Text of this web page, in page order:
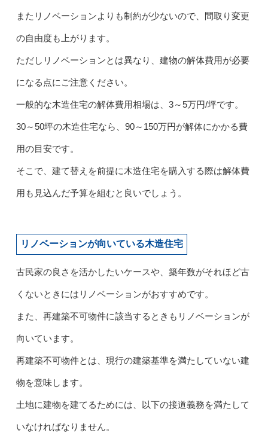
またリノベーションよりも制約が少ないので、間取り変更
の自由度も上がります。
ただしリノベーションとは異なり、建物の解体費用が必要
になる点にご注意ください。
一般的な木造住宅の解体費用相場は、3～5万円/坪です。
30～50坪の木造住宅なら、90～150万円が解体にかかる費
用の目安です。
そこで、建て替えを前提に木造住宅を購入する際は解体費
用も見込んだ予算を組むと良いでしょう。
リノベーションが向いている木造住宅
古民家の良さを活かしたいケースや、築年数がそれほど古
くないときにはリノベーションがおすすめです。
また、再建築不可物件に該当するときもリノベーションが
向いています。
再建築不可物件とは、現行の建築基準を満たしていない建
物を意味します。
土地に建物を建てるためには、以下の接道義務を満たして
いなければなりません。